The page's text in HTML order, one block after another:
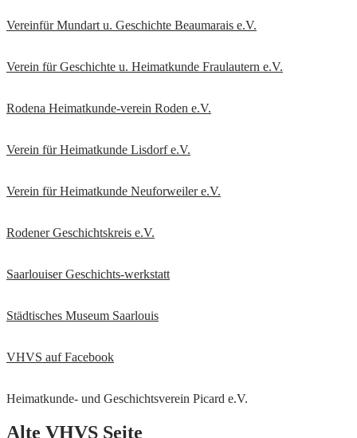
Vereinfür Mundart u. Geschichte Beaumarais e.V.
Verein für Geschichte u. Heimatkunde Fraulautern e.V.
Rodena Heimatkunde-verein Roden e.V.
Verein für Heimatkunde Lisdorf e.V.
Verein für Heimatkunde Neuforweiler e.V.
Rodener Geschichtskreis e.V.
Saarlouiser Geschichts-werkstatt
Städtisches Museum Saarlouis
VHVS auf Facebook
Heimatkunde- und Geschichtsverein Picard e.V.
Alte VHVS Seite